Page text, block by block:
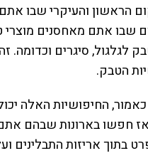
הראשון והעיקרי שבו
שבו אתם מאחסנים מוצרי
לגלגול, סיגרים וכדומה.
הטבק.
כאמור, החיפושיות האלה
אז חפשו בארונות שבהם
בתוך אריזות התבלינים